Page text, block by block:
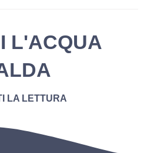
L'ACQUA
LA LETTURA